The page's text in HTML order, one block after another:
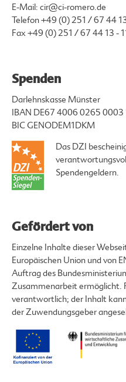
E-Mail: cir@ci-romero.de
Telefon+49 (0) 251 / 67 44
Fax +49 (0) 251 / 67 44 13 -
Spenden
Darlehnskasse Münster
IBAN DE67 4006 0265 0003
BIC GENODEM1DKM
Das DZI
Spendengeldern.
Gefördert von
Einzelne Inhalte dieser
Europäischen Union und von
Auftrag des
Zusammenarbeit ermöglicht.
verantwortlich; der Inhalt
der Zuwendungsgeber